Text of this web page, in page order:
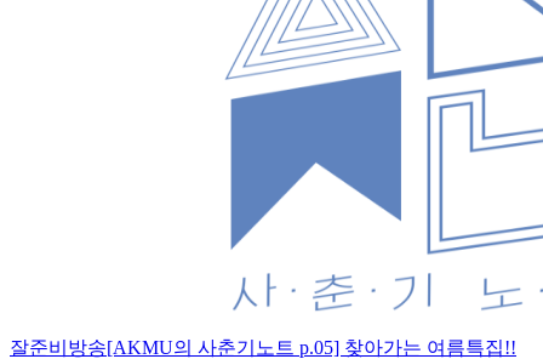
잘준비방송[AKMU의 사춘기노트 p.05] 찾아가는 여름특집!!